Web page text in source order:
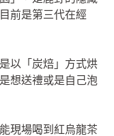
前是第三代在經
以「炭焙」方式烘
想送禮或是自己泡
現場喝到紅烏龍茶